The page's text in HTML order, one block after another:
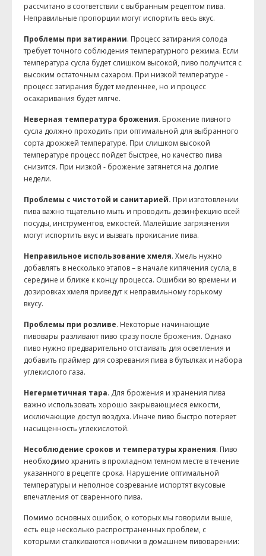
рассчитано в соответствии с выбранным рецептом пива.
Неправильные пропорции могут испортить весь вкус.
Проблемы при затирании. Процесс затирания солода
требует точного соблюдения температурного режима. Если
температура сусла будет слишком высокой, пиво получится с
высоким остаточным сахаром. При низкой температуре -
процесс затирания будет медленнее, но и процесс
осахаривания будет мягче.
Неверная температура брожения. Брожение пивного
сусла должно проходить при оптимальной для выбранного
сорта дрожжей температуре. При слишком высокой
температуре процесс пойдет быстрее, но качество пива
снизится. При низкой - брожение затянется на долгие
недели.
Проблемы с чистотой и санитарией. При изготовлении
пива важно тщательно мыть и проводить дезинфекцию всей
посуды, инструментов, емкостей. Малейшие загрязнения
могут испортить вкус и вызвать прокисание пива.
Неправильное использование хмеля. Хмель нужно
добавлять в несколько этапов – в начале кипячения сусла, в
середине и ближе к концу процесса. Ошибки во времени и
дозировках хмеля приведут к неправильному горькому
вкусу.
Проблемы при розливе. Некоторые начинающие
пивовары разливают пиво сразу после брожения. Однако
пиво нужно предварительно отстаивать для осветления и
добавить праймер для созревания пива в бутылках и набора
углекислого газа.
Негерметичная тара. Для брожения и хранения пива
важно использовать хорошо закрывающиеся емкости,
исключающие доступ воздуха. Иначе пиво быстро потеряет
насыщенность углекислотой.
Несоблюдение сроков и температуры хранения. Пиво
необходимо хранить в прохладном темном месте в течение
указанного в рецепте срока. Нарушение оптимальной
температуры и неполное созревание испортят вкусовые
впечатления от сваренного пива.
Помимо основных ошибок, о которых мы говорили выше,
есть еще несколько распространенных проблем, с
которыми сталкиваются новички в домашнем пивоварении: